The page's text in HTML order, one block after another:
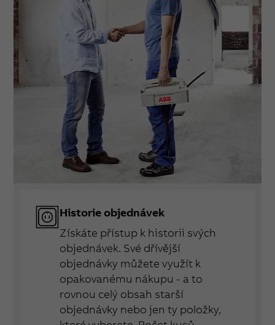
Historie objednávek
Získáte přístup k historii svých
objednávek. Své dřívější
objednávky můžete využít k
opakovanému nákupu - a to
rovnou celý obsah starší
objednávky nebo jen ty položky,